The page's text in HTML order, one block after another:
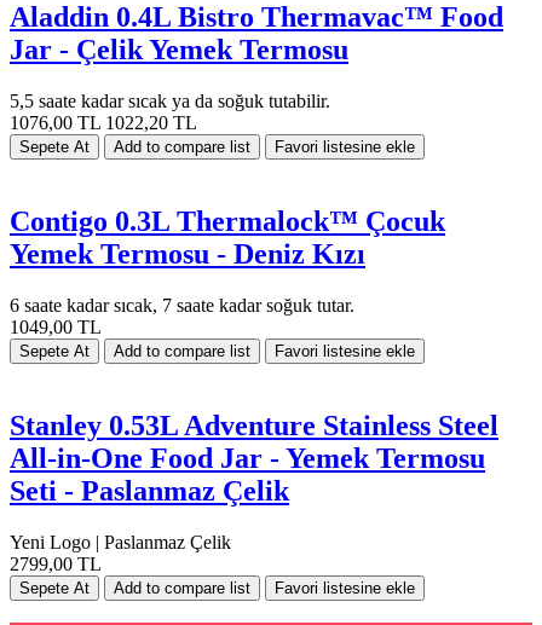
Aladdin 0.4L Bistro Thermavac™ Food
Jar - Çelik Yemek Termosu
5,5 saate kadar sıcak ya da soğuk tutabilir.
1076,00 TL 1022,20 TL
Contigo 0.3L Thermalock™ Çocuk
Yemek Termosu - Deniz Kızı
6 saate kadar sıcak, 7 saate kadar soğuk tutar.
1049,00 TL
Stanley 0.53L Adventure Stainless Steel
All-in-One Food Jar - Yemek Termosu
Seti - Paslanmaz Çelik
Yeni Logo | Paslanmaz Çelik
2799,00 TL